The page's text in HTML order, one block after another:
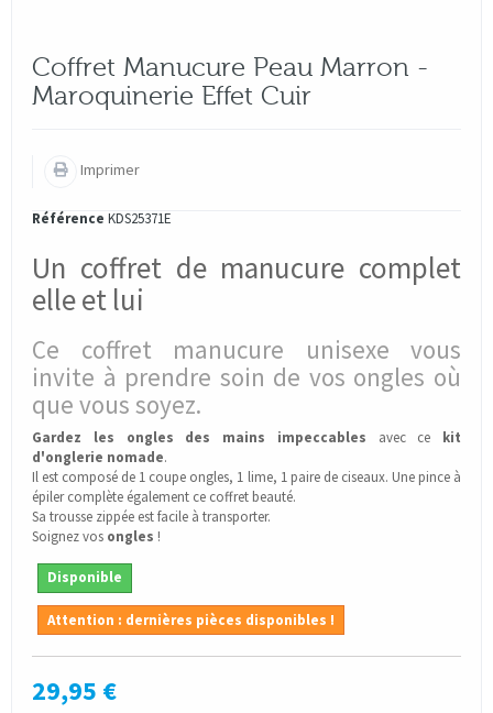
Coffret Manucure Peau Marron -
Maroquinerie Effet Cuir
Imprimer
Référence KDS25371E
Un coffret de manucure complet
elle et lui
Ce coffret manucure unisexe vous
invite à prendre soin de vos ongles où
que vous soyez.
Gardez les ongles des mains impeccables avec ce kit
d'onglerie nomade.
Il est composé de 1 coupe ongles, 1 lime, 1 paire de ciseaux. Une pince à
épiler complète également ce coffret beauté.
Sa trousse zippée est facile à transporter.
Soignez vos ongles !
Disponible
Attention : dernières pièces disponibles !
29,95 €